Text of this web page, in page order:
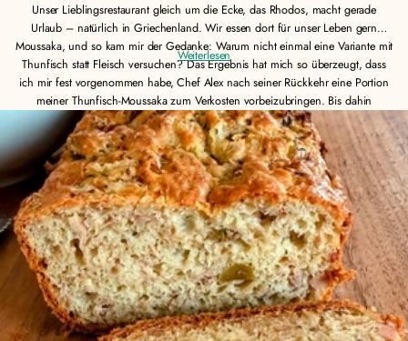
Unser Lieblingsrestaurant gleich um die Ecke, das Rhodos, macht gerade
Urlaub – natürlich in Griechenland. Wir essen dort für unser Leben gern
Moussaka, und so kam mir der Gedanke: Warum nicht einmal eine Variante mit
Thunfisch statt Fleisch versuchen? Das Ergebnis hat mich so überzeugt, dass
ich mir fest vorgenommen habe, Chef Alex nach seiner Rückkehr eine Portion
meiner Thunfisch-Moussaka zum Verkosten vorbeizubringen. Bis dahin
überbrücken wir die Wartezeit einfach mit dieser sonnigen Urlaubsküche aus
dem eigenen Ofen. Mediterran · Auflauf · bretonisch neu gedacht Moussaka
mit weißem Thunfisch 1 Std Gesamt 30 Min Backen 4 Port. Dieser orientalische
Klassiker erfindet sich auf bretonische Art neu: Die Moussaka mit weißem
Germon-Thunfisch wird Sie überraschen. Ein vollwertiges Gericht – wärmend,
aromatisch und ideal für alle, die Fisch in jeder Variante lieben. Zutaten 2
Gläser Thunfischfilets natur (Santa Catarina) 1 Dose geschälte Tomaten 1
Zwiebel 2 große Auberginen 2 EL Olivenöl 50 g Butter 50 g Mehl 500 ml
Milch 100 g geriebener Käse Salz & Pfeffer Unser Produkt für das Rezept
Thunfischfilets Natur (ohne Öl) im Glas · Santa Catarina Bonito-Filets von den
Azoren, mit der Angel nachhaltig gefischt und ohne Öl eingelegt – zart, fein
und ideal für diesen Auflauf. Glas à 250 g. € 7,95 Glas 250 g · je Kaufen →
Zubereitung 1 Die Auberginen der Länge nach in etwa 3 mm dicke Scheiben
Weiterlesen